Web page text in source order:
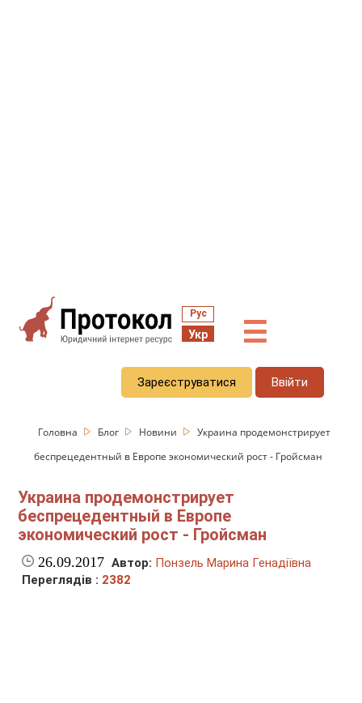
Рус
Укр ☰
Зареєструватися Ввійти
Головна Блог Новини
Украина продемонстрирует
беспрецедентный в Европе экономический рост - Гройсман
Украина продемонстрирует
беспрецедентный в Европе
экономический рост - Гройсман
26.09.2017 Автор: Понзель Марина Генадіївна
Переглядів : 2382